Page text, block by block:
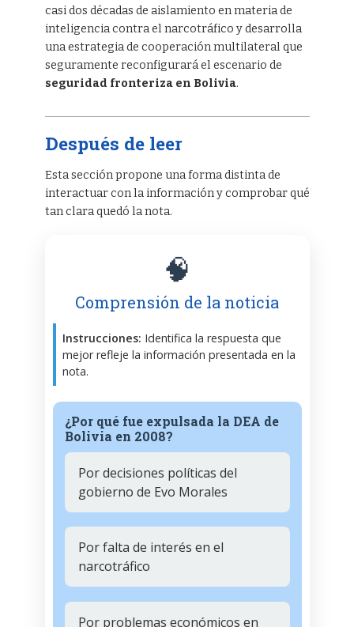
casi dos décadas de aislamiento en materia de
inteligencia contra el narcotráfico y desarrolla
una estrategia de cooperación multilateral que
seguramente reconfigurará el escenario de
seguridad fronteriza en Bolivia.
Después de leer
Esta sección propone una forma distinta de
interactuar con la información y comprobar qué
tan clara quedó la nota.
🧠
Comprensión de la noticia
Instrucciones: Identifica la respuesta que
mejor refleje la información presentada en la
nota.
¿Por qué fue expulsada la DEA de
Bolivia en 2008?
Por decisiones políticas del
gobierno de Evo Morales
Por falta de interés en el
narcotráfico
Por problemas económicos en